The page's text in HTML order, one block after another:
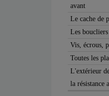
avant
Le cache de
Les
Vis, écrous,
Toutes les
L'extérieur
la résistance